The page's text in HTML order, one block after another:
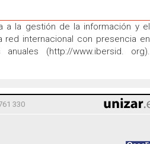
a la gestión de la información y el
internacional con presencia en
(http://www.ibersid. org).
330